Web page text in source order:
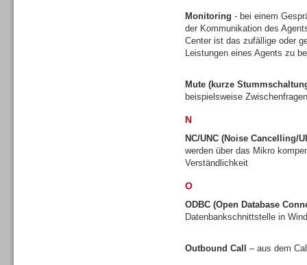
Monitoring - bei einem
der Kommunikation des
Center ist das zufällige oder
Leistungen eines Agents zu
Mute (kurze
beispielsweise
N
NC/UNC (Noise Cancelling/
werden über das Mikro
Verständlichkeit
O
ODBC (Open Database
Datenbankschnittstelle in
Outbound Call – aus dem